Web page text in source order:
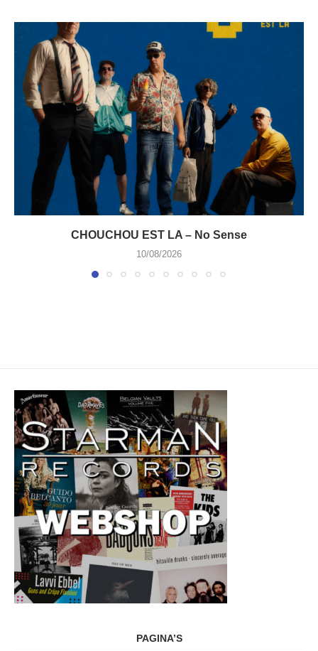
CHOUCHOU EST LA – No Sense
10/08/2026
PAGINA’S